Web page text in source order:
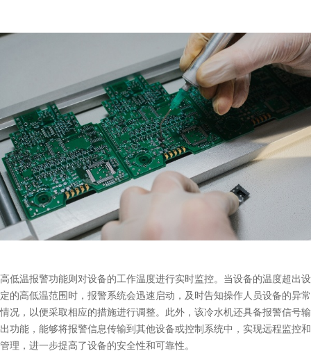
高低温报警功能则对设备的工作温度进行实时监控。当设备的温度超出设
定的高低温范围时，报警系统会迅速启动，及时告知操作人员设备的异常
情况，以便采取相应的措施进行调整。此外，该冷水机还具备报警信号输
出功能，能够将报警信息传输到其他设备或控制系统中，实现远程监控和
管理，进一步提高了设备的安全性和可靠性。